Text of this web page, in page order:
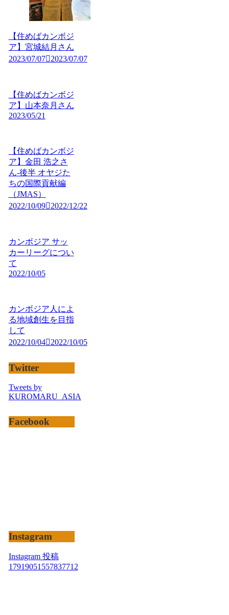
【住めばカンボジ
ア】宮城結月さん
2023/07/07
2023/07/07
【住めばカンボジ
ア】山本奈月さん
2023/05/21
【住めばカンボジ
ア】金田 浩之さ
ん-後半 オヤジた
ちの国際貢献編
（JMAS）
2022/10/09
2022/12/22
カンボジア サッ
カーリーグについ
て
2022/10/05
カンボジア人によ
る地域創生を目指
して
2022/10/04
2022/10/05
Twitter
Tweets by
KUROMARU_ASIA
Facebook
Instagram
Instagram 投稿
17919051557837712